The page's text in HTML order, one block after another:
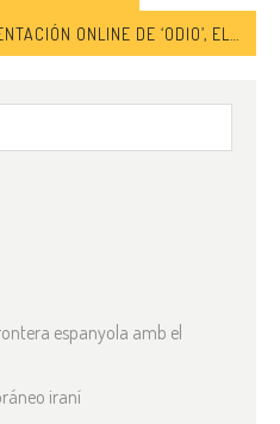
espanyola amb el
iraní